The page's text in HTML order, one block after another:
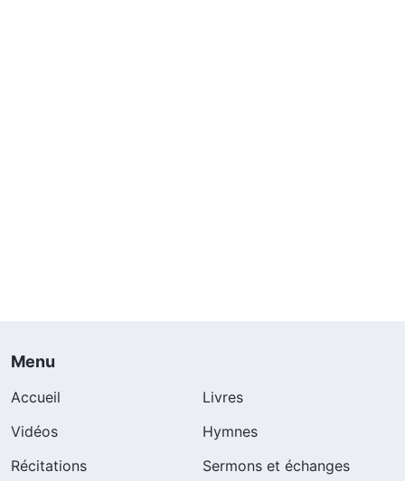
Menu
Accueil
Livres
Vidéos
Hymnes
Récitations
Sermons et échanges